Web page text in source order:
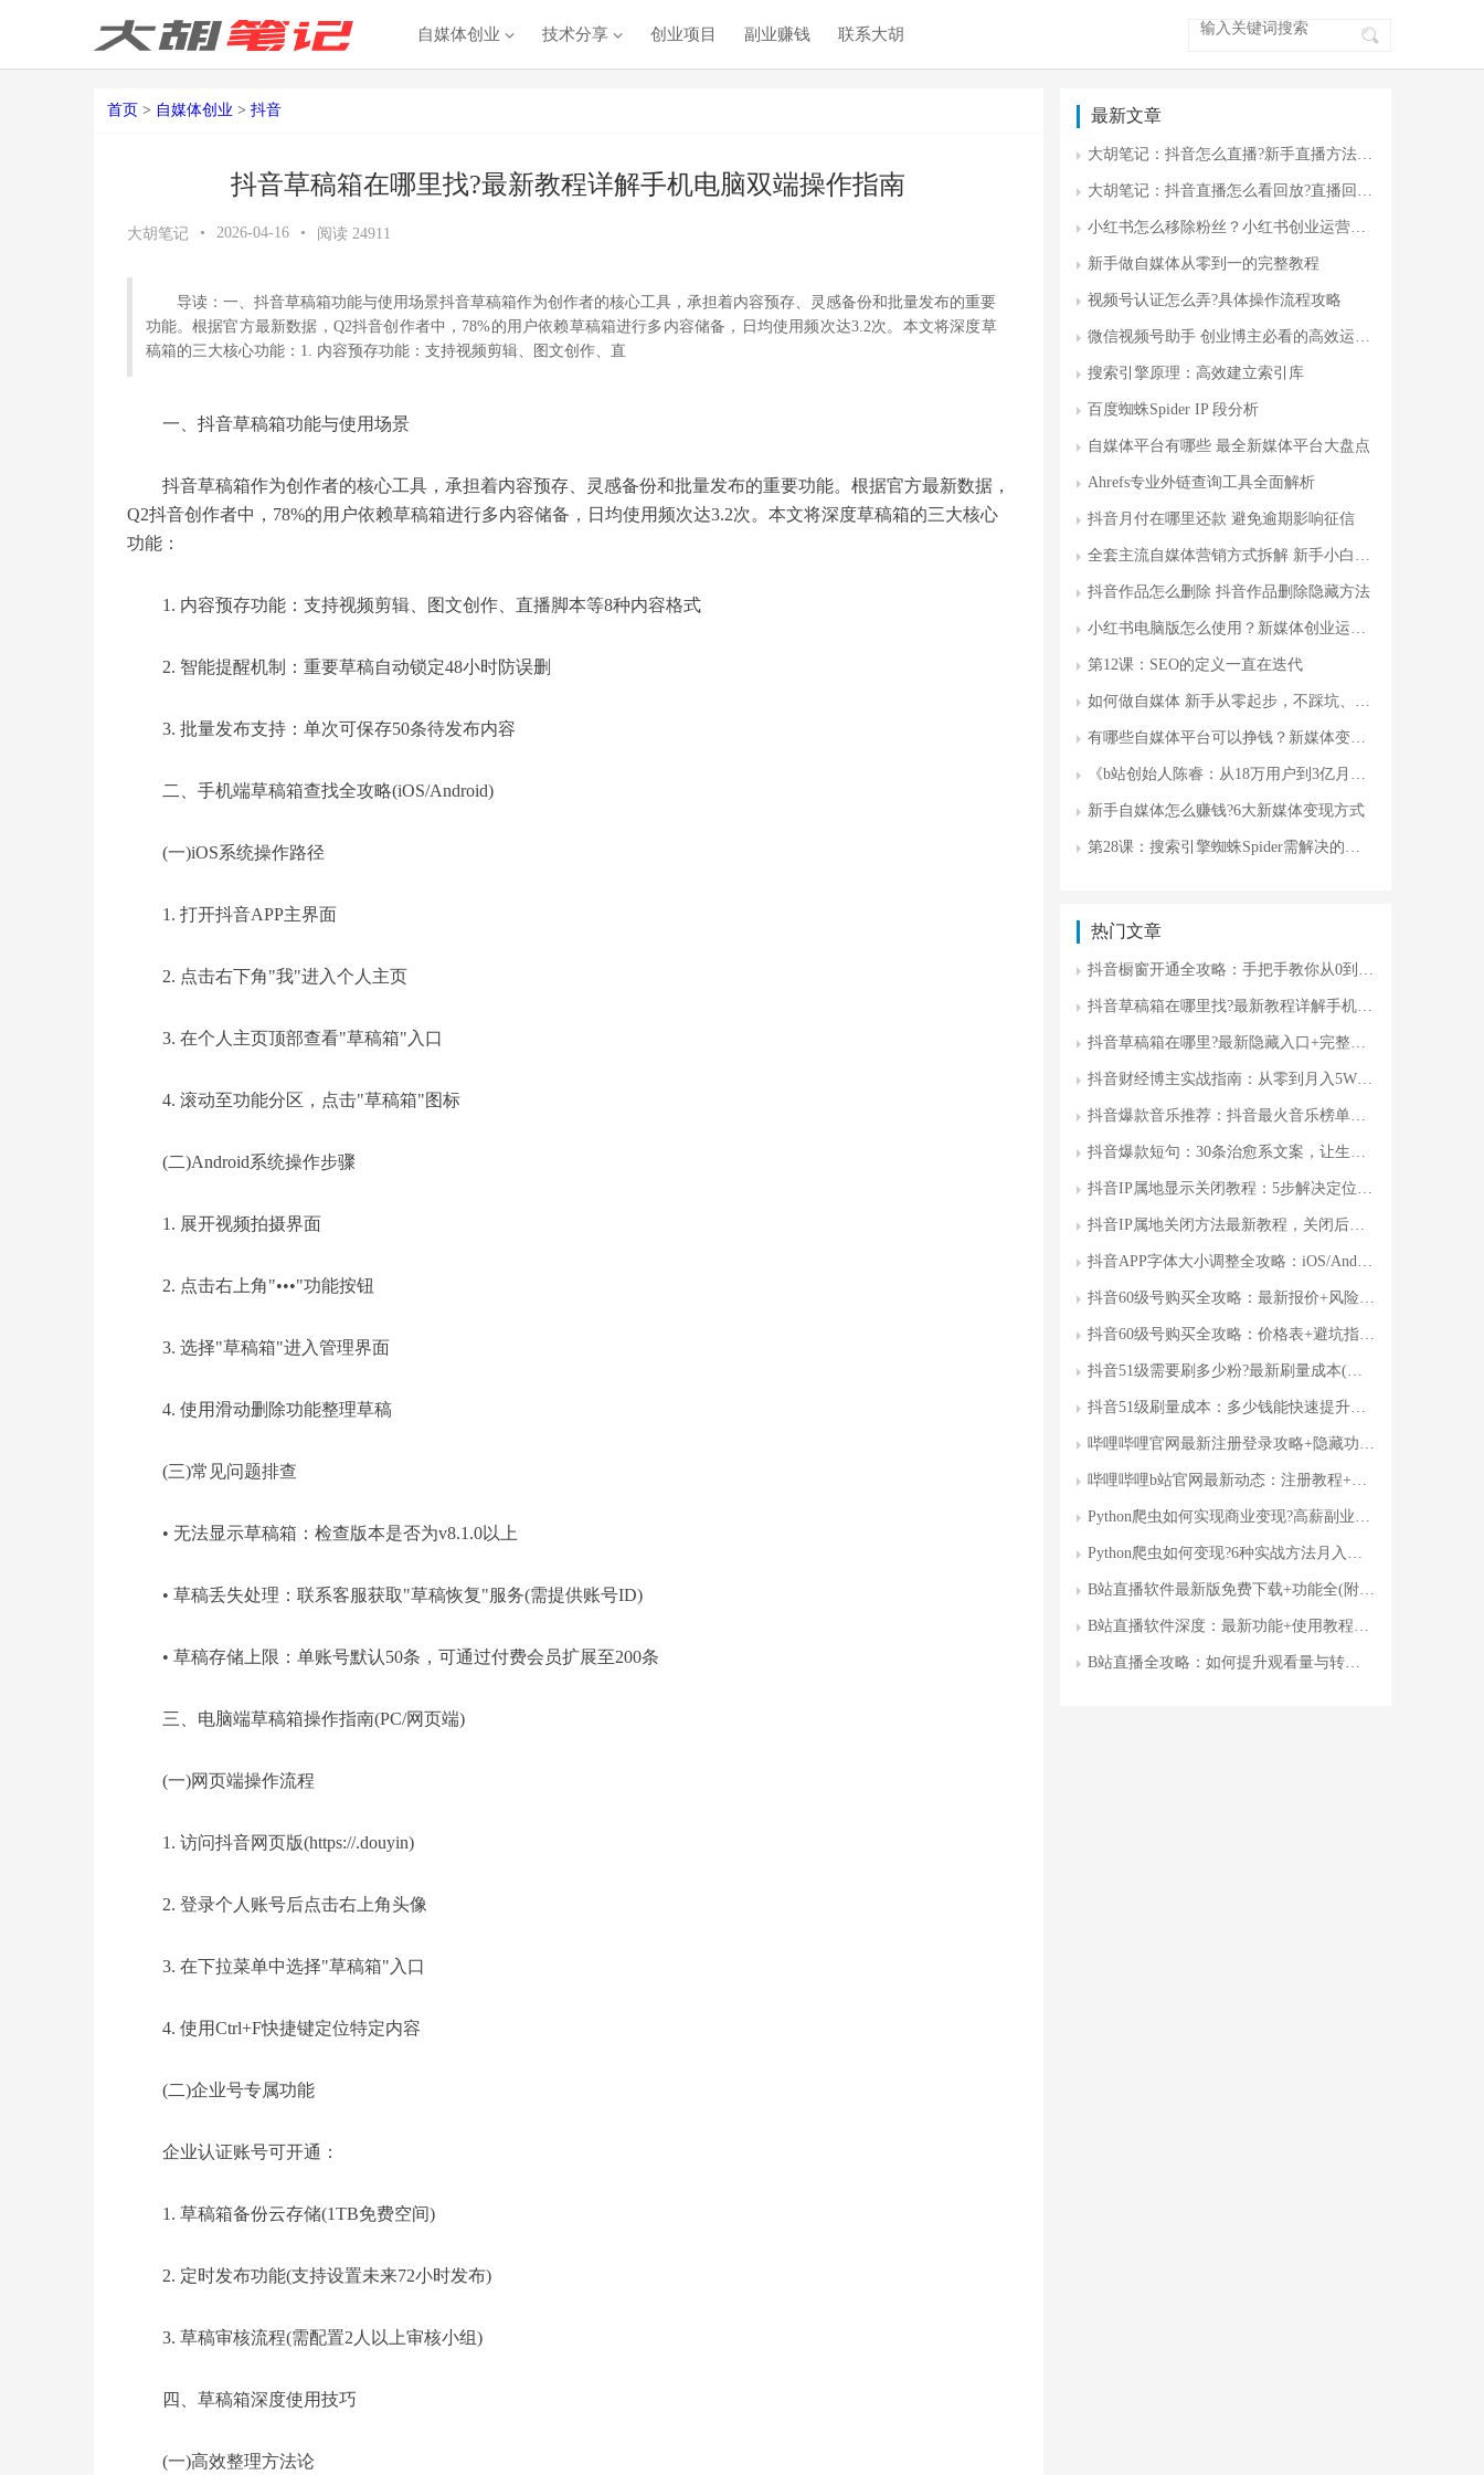
自媒体创业 技术分享 创业项目 副业赚钱 联系大胡
首页 > 自媒体创业 > 抖音
抖音草稿箱在哪里找?最新教程详解手机电脑双端操作指南
大胡笔记 • 2026-04-16 • 阅读 24911
导读：一、抖音草稿箱功能与使用场景抖音草稿箱作为创作者的核心工具，承担着内容预存、灵感备份和批量发布的重要
功能。根据官方最新数据，Q2抖音创作者中，78%的用户依赖草稿箱进行多内容储备，日均使用频次达3.2次。本文将深度草
稿箱的三大核心功能：1. 内容预存功能：支持视频剪辑、图文创作、直
一、抖音草稿箱功能与使用场景
抖音草稿箱作为创作者的核心工具，承担着内容预存、灵感备份和批量发布的重要功能。根据官方最新数据，
Q2抖音创作者中，78%的用户依赖草稿箱进行多内容储备，日均使用频次达3.2次。本文将深度草稿箱的三大核心
功能：
1. 内容预存功能：支持视频剪辑、图文创作、直播脚本等8种内容格式
2. 智能提醒机制：重要草稿自动锁定48小时防误删
3. 批量发布支持：单次可保存50条待发布内容
二、手机端草稿箱查找全攻略(iOS/Android)
(一)iOS系统操作路径
1. 打开抖音APP主界面
2. 点击右下角"我"进入个人主页
3. 在个人主页顶部查看"草稿箱"入口
4. 滚动至功能分区，点击"草稿箱"图标
(二)Android系统操作步骤
1. 展开视频拍摄界面
2. 点击右上角"•••"功能按钮
3. 选择"草稿箱"进入管理界面
4. 使用滑动删除功能整理草稿
(三)常见问题排查
• 无法显示草稿箱：检查版本是否为v8.1.0以上
• 草稿丢失处理：联系客服获取"草稿恢复"服务(需提供账号ID)
• 草稿存储上限：单账号默认50条，可通过付费会员扩展至200条
三、电脑端草稿箱操作指南(PC/网页端)
(一)网页端操作流程
1. 访问抖音网页版(https://.douyin)
2. 登录个人账号后点击右上角头像
3. 在下拉菜单中选择"草稿箱"入口
4. 使用Ctrl+F快捷键定位特定内容
(二)企业号专属功能
企业认证账号可开通：
1. 草稿箱备份云存储(1TB免费空间)
2. 定时发布功能(支持设置未来72小时发布)
3. 草稿审核流程(需配置2人以上审核小组)
四、草稿箱深度使用技巧
(一)高效整理方法论
最新文章
大胡笔记：抖音怎么直播?新手直播方法 零门槛开播指南
大胡笔记：抖音直播怎么看回放?直播回放入门
小红书怎么移除粉丝？小红书创业运营攻略
新手做自媒体从零到一的完整教程
视频号认证怎么弄?具体操作流程攻略
微信视频号助手 创业博主必看的高效运营神器
搜索引擎原理：高效建立索引库
百度蜘蛛Spider IP 段分析
自媒体平台有哪些 最全新媒体平台大盘点
Ahrefs专业外链查询工具全面解析
抖音月付在哪里还款 避免逾期影响征信
全套主流自媒体营销方式拆解 新手小白攻略
抖音作品怎么删除 抖音作品删除隐藏方法
小红书电脑版怎么使用？新媒体创业运营更高效
第12课：SEO的定义一直在迭代
如何做自媒体 新手从零起步，不踩坑、不瞎忙
有哪些自媒体平台可以挣钱？新媒体变现平台
《b站创始人陈睿：从18万用户到3亿月活，分享B站逆袭的7大战略密码》
新手自媒体怎么赚钱?6大新媒体变现方式
第28课：搜索引擎蜘蛛Spider需解决的四大核心问题
热门文章
抖音橱窗开通全攻略：手把手教你从0到1开店(附新手避坑指南)
抖音草稿箱在哪里找?最新教程详解手机电脑双端操作指南
抖音草稿箱在哪里?最新隐藏入口+完整使用教程(官方确认)
抖音财经博主实战指南：从零到月入5W+的副业赚钱秘籍
抖音爆款音乐推荐：抖音最火音乐榜单及创作趋势深度
抖音爆款短句：30条治愈系文案，让生活充满正能量(附写作技巧)
抖音IP属地显示关闭教程：5步解决定位问题(附详细指南)
抖音IP属地关闭方法最新教程，关闭后隐藏真实位置?操作步骤全
抖音APP字体大小调整全攻略：iOS/Android双版本保姆级设置指南
抖音60级号购买全攻略：最新报价+风险提示(附避坑指南)
抖音60级号购买全攻略：价格表+避坑指南+选购技巧(附验证方法)
抖音51级需要刷多少粉?最新刷量成本(附避坑指南)
抖音51级刷量成本：多少钱能快速提升账号权重?附避坑指南
哔哩哔哩官网最新注册登录攻略+隐藏功能全保姆级教程
哔哩哔哩b站官网最新动态：注册教程+福利活动全攻略，如何快速成为大会员?
Python爬虫如何实现商业变现?高薪副业实战指南
Python爬虫如何变现?6种实战方法月入过万的副业路径
B站直播软件最新版免费下载+功能全(附安装教程)
B站直播软件深度：最新功能+使用教程+常见问题全攻略(附下载指南)
B站直播全攻略：如何提升观看量与转化率?